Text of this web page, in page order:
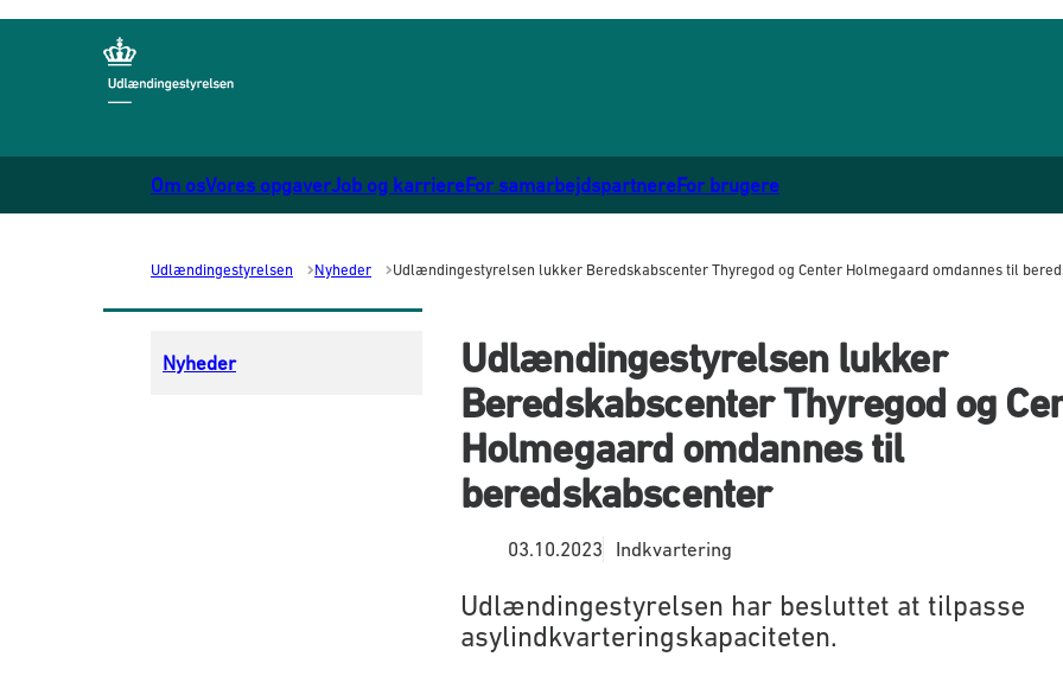
Om osVores opgaverJob og karriereFor samarbejdspartnereFor brugere
Udlændingestyrelsen Nyheder Udlændingestyrelsen lukker Beredskabscenter Thyregod og Center Holmegaard omdannes til
Nyheder
Udlændingestyrelsen lukker
Beredskabscenter Thyregod og
Holmegaard omdannes til
beredskabscenter
03.10.2023 Indkvartering
Udlændingestyrelsen har besluttet at tilpasse
asylindkvarteringskapaciteten.